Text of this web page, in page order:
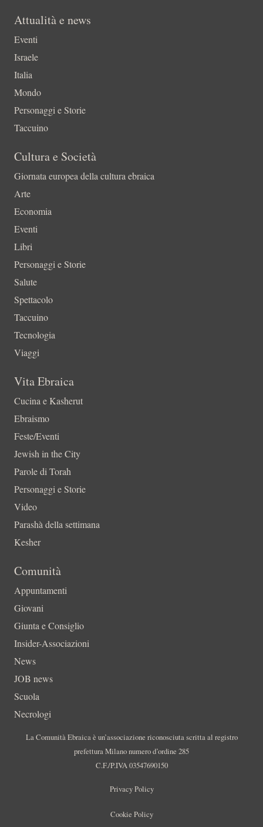
Attualità e news
Eventi
Israele
Italia
Mondo
Personaggi e Storie
Taccuino
Cultura e Società
Giornata europea della cultura ebraica
Arte
Economia
Eventi
Libri
Personaggi e Storie
Salute
Spettacolo
Taccuino
Tecnologia
Viaggi
Vita Ebraica
Cucina e Kasherut
Ebraismo
Feste/Eventi
Jewish in the City
Parole di Torah
Personaggi e Storie
Video
Parashà della settimana
Kesher
Comunità
Appuntamenti
Giovani
Giunta e Consiglio
Insider-Associazioni
News
JOB news
Scuola
Necrologi
La Comunità Ebraica è un’associazione riconosciuta scritta al registro
prefettura Milano numero d’ordine 285
C.F./P.IVA 03547690150
Privacy Policy
Cookie Policy